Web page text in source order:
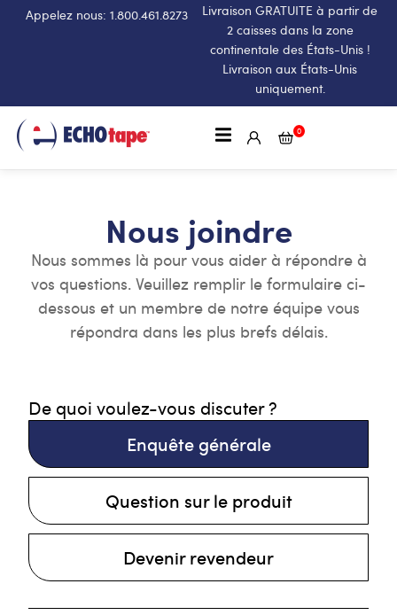
Appelez nous: 1.800.461.8273
Livraison GRATUITE à partir de
2 caisses dans la zone
continentale des États-Unis !
Livraison aux États-Unis
uniquement.
0
Nous joindre
Nous sommes là pour vous aider à répondre à
vos questions. Veuillez remplir le formulaire ci-
dessous et un membre de notre équipe vous
répondra dans les plus brefs délais.
De quoi voulez-vous discuter ?
Enquête générale
Question sur le produit
Devenir revendeur